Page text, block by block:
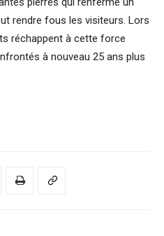
rendre fous les visiteurs. Lors
réchappent à cette force
à nouveau 25 ans plus